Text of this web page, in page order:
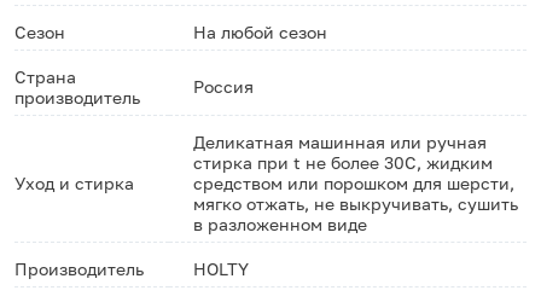
Сезон На любой сезон
Страна
производитель
Россия
Уход и стирка
Деликатная машинная или ручная
стирка при t не более 30С, жидким
средством или порошком для шерсти,
мягко отжать, не выкручивать, сушить
в разложенном виде
Производитель HOLTY